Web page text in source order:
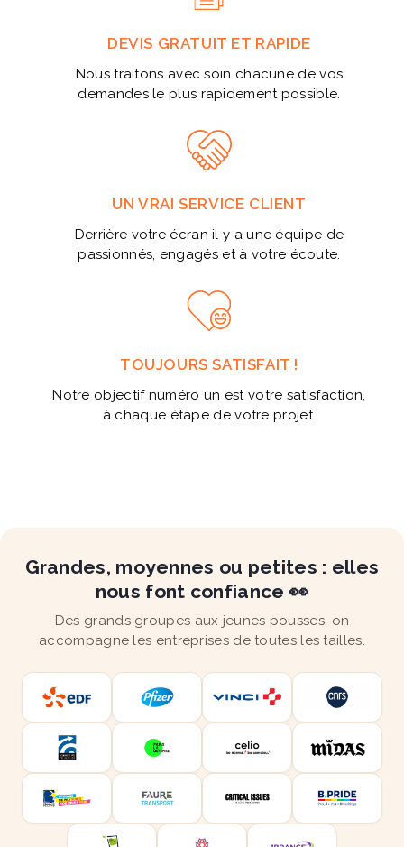
DEVIS GRATUIT ET RAPIDE
Nous traitons avec soin chacune de vos
demandes le plus rapidement possible.
UN VRAI SERVICE CLIENT
Derrière votre écran il y a une équipe de
passionnés, engagés et à votre écoute.
TOUJOURS SATISFAIT !
Notre objectif numéro un est votre satisfaction,
à chaque étape de votre projet.
Grandes, moyennes ou petites : elles
nous font confiance 👀
Des grands groupes aux jeunes pousses, on
accompagne les entreprises de toutes les tailles.